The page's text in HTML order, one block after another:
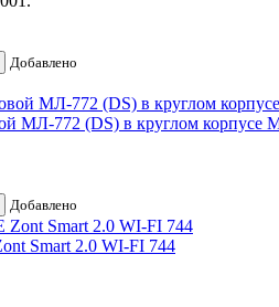
Добавлено
МЛ-772 (DS) в круглом корпусе
Добавлено
Smart 2.0 WI-FI 744